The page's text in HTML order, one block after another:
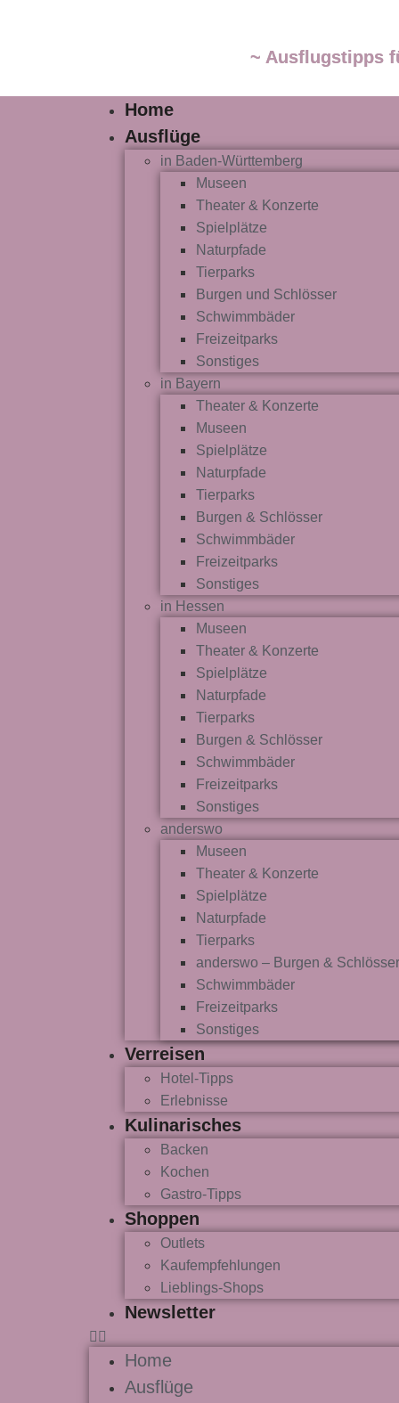
~ Ausflugstipps
Home
Ausflüge
in Baden-Württemberg
Museen
Theater & Konzerte
Spielplätze
Naturpfade
Tierparks
Burgen und Schlösser
Schwimmbäder
Freizeitparks
Sonstiges
in Bayern
Theater & Konzerte
Museen
Spielplätze
Naturpfade
Tierparks
Burgen & Schlösser
Schwimmbäder
Freizeitparks
Sonstiges
in Hessen
Museen
Theater & Konzerte
Spielplätze
Naturpfade
Tierparks
Burgen & Schlösser
Schwimmbäder
Freizeitparks
Sonstiges
anderswo
Museen
Theater & Konzerte
Spielplätze
Naturpfade
Tierparks
anderswo – Burgen & Schlösser
Schwimmbäder
Freizeitparks
Sonstiges
Verreisen
Hotel-Tipps
Erlebnisse
Kulinarisches
Backen
Kochen
Gastro-Tipps
Shoppen
Outlets
Kaufempfehlungen
Lieblings-Shops
Newsletter
Home
Ausflüge